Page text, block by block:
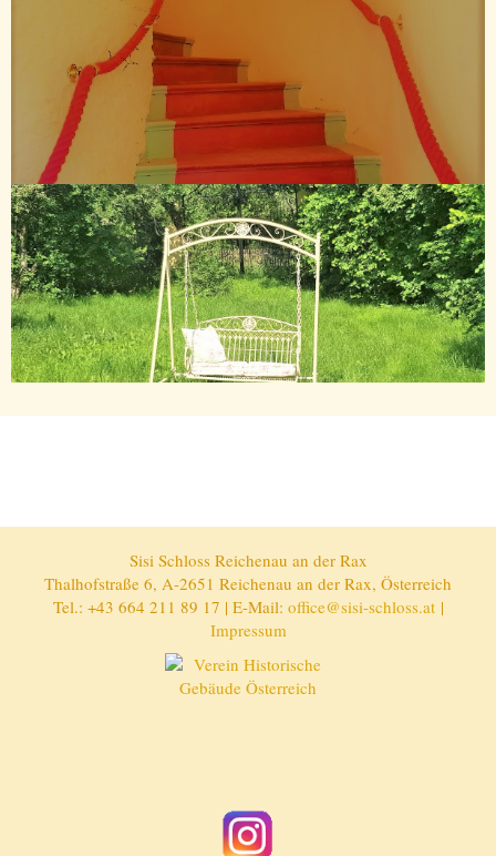
Sisi Schloss Reichenau an der Rax
Thalhofstraße 6, A-2651 Reichenau an der Rax, Österreich
Tel.: +43 664 211 89 17 | E-Mail: office@sisi-schloss.at|
Impressum